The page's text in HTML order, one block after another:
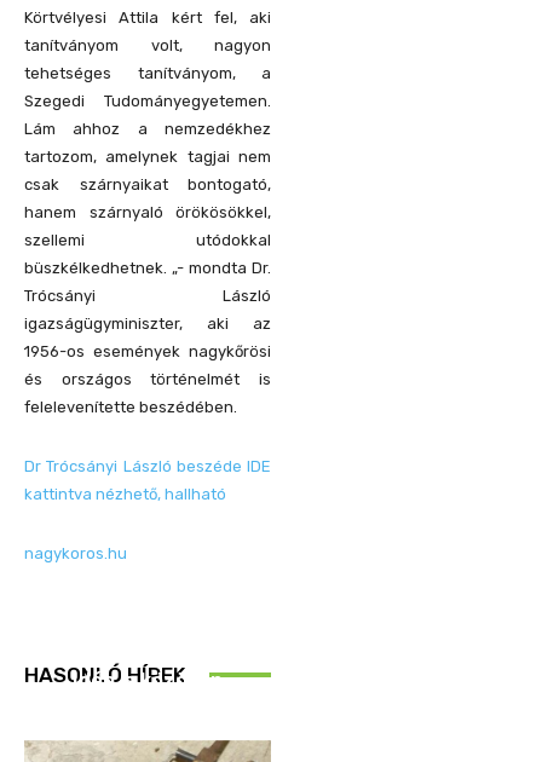
Körtvélyesi Attila kért fel, aki
tanítványom volt, nagyon
tehetséges tanítványom, a
Szegedi Tudományegyetemen.
Lám ahhoz a nemzedékhez
tartozom, amelynek tagjai nem
csak szárnyaikat bontogató,
hanem szárnyaló örökösökkel,
szellemi utódokkal
büszkélkedhetnek. „- mondta Dr.
Trócsányi László
igazságügyminiszter, aki az
1956-os események nagykőrösi
és országos történelmét is
felelevenítette beszédében.
Dr Trócsányi László beszéde IDE
kattintva nézhető, hallható
nagykoros.hu
HASONLÓ HÍREK
Idén is közösen